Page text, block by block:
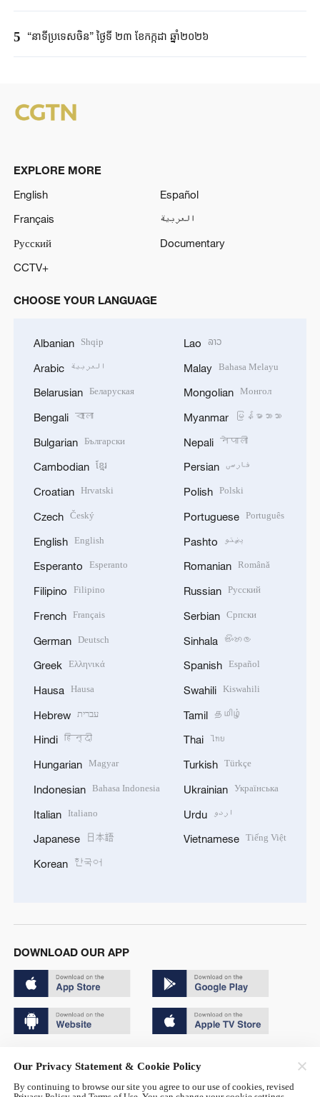
5 “នាទីប្រទេសចិន” ថ្ងៃទី ២៣ ខែកក្កដា ឆ្នាំ២០២៦
EXPLORE MORE
English
Español
Français
العربية
Русский
Documentary
CCTV+
CHOOSE YOUR LANGUAGE
Albanian Shqip
Arabic العربية
Belarusian Беларуская
Bengali বাংলা
Bulgarian Български
Cambodian ខ្មែរ
Croatian Hrvatski
Czech Český
English English
Esperanto Esperanto
Filipino Filipino
French Français
German Deutsch
Greek Ελληνικά
Hausa Hausa
Hebrew עברית
Hindi हिन्दी
Hungarian Magyar
Indonesian Bahasa Indonesia
Italian Italiano
Japanese 日本語
Korean 한국어
Lao ລາວ
Malay Bahasa Melayu
Mongolian Монгол
Myanmar မြန်မာဘာသာ
Nepali नेपाली
Persian فارسی
Polish Polski
Portuguese Português
Pashto پښتو
Romanian Română
Russian Русский
Serbian Српски
Sinhala සිංහල
Spanish Español
Swahili Kiswahili
Tamil தமிழ்
Thai ไทย
Turkish Türkçe
Ukrainian Українська
Urdu اردو
Vietnamese Tiếng Việt
DOWNLOAD OUR APP
Our Privacy Statement & Cookie Policy
By continuing to browse our site you agree to our use of cookies, revised